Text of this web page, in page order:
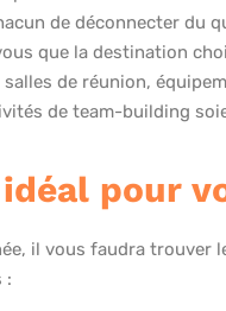
de déconnecter du
que la destination
de réunion,
de team-building
pour
il vous faudra trouver
: